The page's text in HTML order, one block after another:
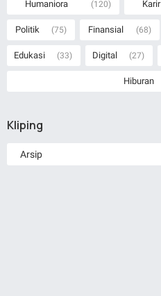
Humaniora (120) Karir
Politik (75) Finansial (68)
Edukasi (33) Digital (27)
Hiburan
Kliping